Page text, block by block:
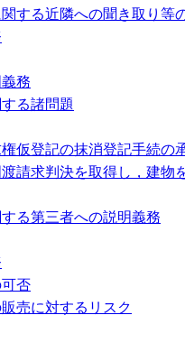
する近隣への聞き取り
務
る諸問題
仮登記の抹消登記手続の
請求判決を取得し，建物
る第三者への説明義務
否
売に対するリスク